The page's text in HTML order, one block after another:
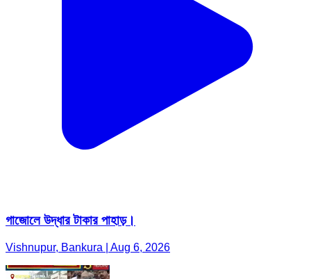
গাজোলে উদ্ধার টাকার পাহাড়।
Vishnupur, Bankura | Aug 6, 2026